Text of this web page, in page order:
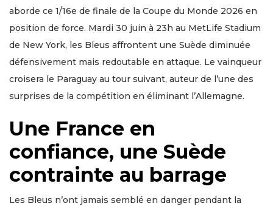
aborde ce 1/16e de finale de la Coupe du Monde 2026 en
position de force. Mardi 30 juin à 23h au MetLife Stadium
de New York, les Bleus affrontent une Suède diminuée
défensivement mais redoutable en attaque. Le vainqueur
croisera le Paraguay au tour suivant, auteur de l’une des
surprises de la compétition en éliminant l’Allemagne.
Une France en
confiance, une Suède
contrainte au barrage
Les Bleus n’ont jamais semblé en danger pendant la